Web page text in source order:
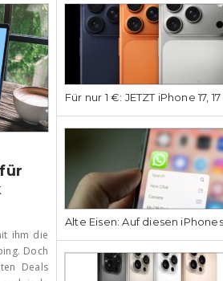
ihm die
Doch
Deals
Für nur 1 €: JETZT iPhone 17,
Alte Eisen: Auf diesen